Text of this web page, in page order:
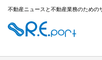
不動産ニュースと不動産業務のための